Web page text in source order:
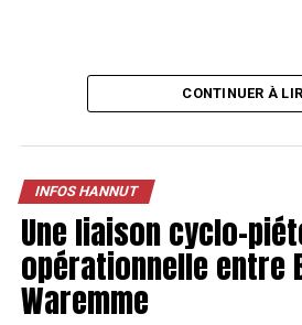
CONTINUER À
INFOS HANNUT
Une liaison cyclo-
opérationnelle entre
Waremme